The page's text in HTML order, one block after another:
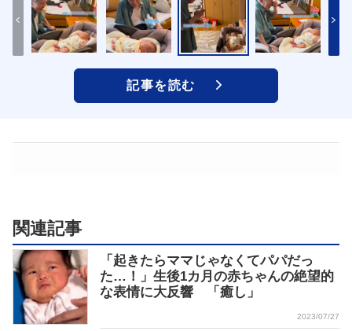
記事を読む
関連記事
「起きたらママじゃなくてパパだっ
た…！」生後1カ月の赤ちゃんの絶望的
な表情に大反響 「癒し」
2023/07/27